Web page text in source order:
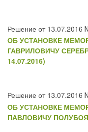
Решение от 13.07.2016
ОБ УСТАНОВКЕ
ГАВРИЛОВИЧУ
14.07.2016)
Решение от 13.07.2016
ОБ УСТАНОВКЕ
ПАВЛОВИЧУ